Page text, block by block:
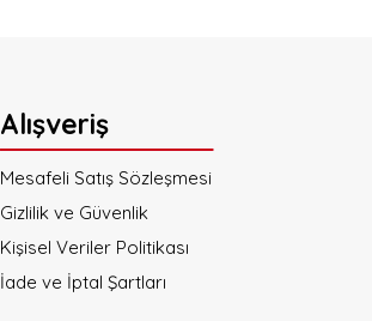
Alışveriş
Mesafeli Satış Sözleşmesi
Gizlilik ve Güvenlik
Kişisel Veriler Politikası
İade ve İptal Şartları